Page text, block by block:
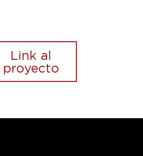
Link al
proyecto